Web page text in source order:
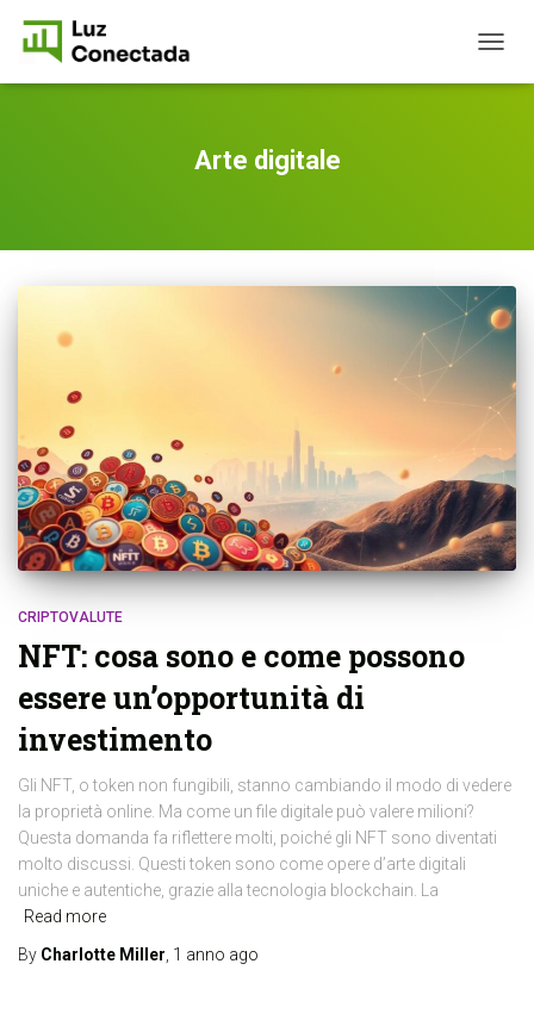
Arte digitale
CRIPTOVALUTE
NFT: cosa sono e come possono
essere un’opportunità di
investimento
Gli NFT, o token non fungibili, stanno cambiando il modo di vedere
la proprietà online. Ma come un file digitale può valere milioni?
Questa domanda fa riflettere molti, poiché gli NFT sono diventati
molto discussi. Questi token sono come opere d’arte digitali
uniche e autentiche, grazie alla tecnologia blockchain. La
Read more
By Charlotte Miller 1 anno ago